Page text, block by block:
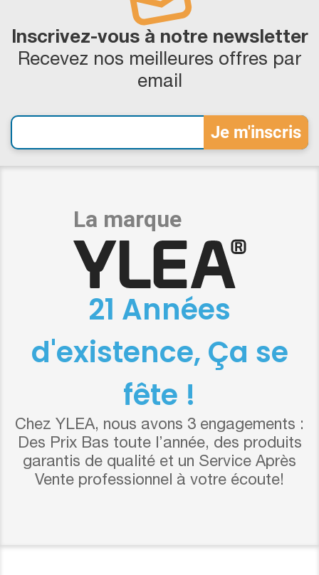
Inscrivez-vous à notre newsletter
Recevez nos meilleures offres par
email
21 Années
d'existence, Ça se
fête !
Chez YLEA, nous avons 3 engagements :
Des Prix Bas toute l’année, des produits
garantis de qualité et un Service Après
Vente professionnel à votre écoute!